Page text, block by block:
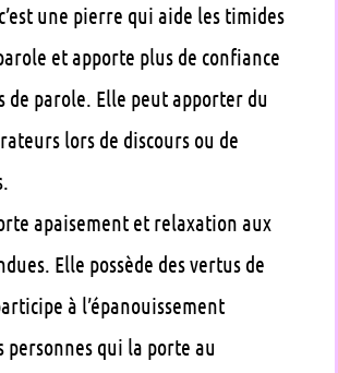
une pierre qui aide les timides
et apporte plus de confiance
de parole. Elle peut apporter du
lors de discours ou de
apaisement et relaxation aux
Elle possède des vertus de
à l’épanouissement
personnes qui la porte au